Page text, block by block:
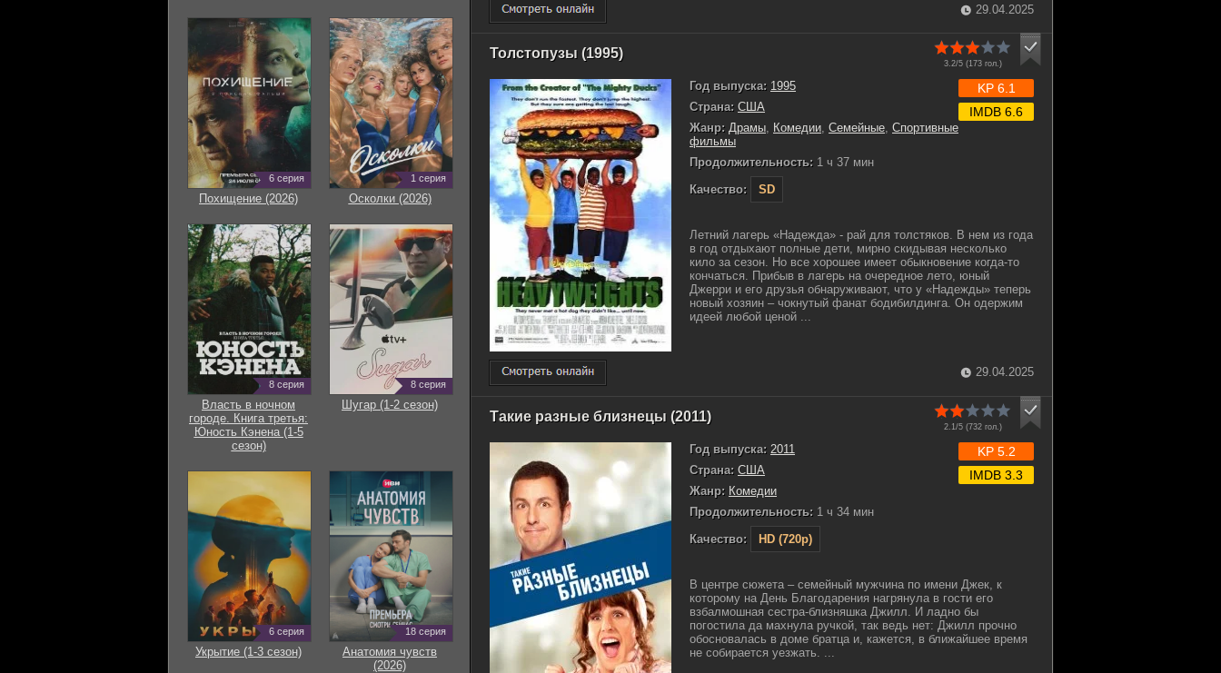
29.04.2025
Толстопузы (1995)
3.2/5 (173гол.)
Год выпуска: 1995
Страна: США
Жанр: Драмы, Комедии, Семейные, Спортивные
фильмы
Продолжительность: 1 ч 37 мин
Качество:
SD
KP 6.1
IMDB 6.6
Летний лагерь «Надежда» - рай для толстяков. В нем из года
в год отдыхают полные дети, мирно скидывая несколько
кило за сезон. Но все хорошее имеет обыкновение когда-то
кончаться. Прибыв в лагерь на очередное лето, юный
Джерри и его друзья обнаруживают, что у «Надежды» теперь
новый хозяин – чокнутый фанат бодибилдинга. Он одержим
идеей любой ценой ...
29.04.2025
Такие разные близнецы (2011)
2.1/5 (732гол.)
Год выпуска: 2011
Страна: США
Жанр: Комедии
Продолжительность: 1 ч 34 мин
Качество:
HD (720p)
KP 5.2
IMDB 3.3
В центре сюжета – семейный мужчина по имени Джек, к
которому на День Благодарения нагрянула в гости его
взбалмошная сестра-близняшка Джилл. И ладно бы
погостила да махнула ручкой, так ведь нет: Джилл прочно
обосновалась в доме братца и, кажется, в ближайшее время
не собирается уезжать. ...
6 серия
Похищение (2026)
1 серия
Осколки (2026)
8 серия
Власть в ночном
городе. Книга третья:
Юность Кэнена (1-5
сезон)
8 серия
Шугар (1-2 сезон)
6 серия
Укрытие (1-3 сезон)
18 серия
Анатомия чувств
(2026)